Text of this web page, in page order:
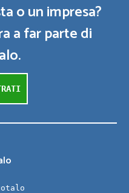
o un impresa?
a far parte di